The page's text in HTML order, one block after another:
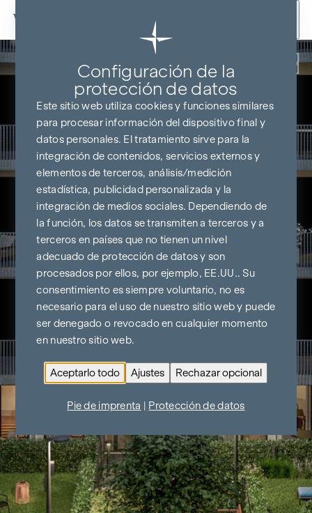
Ir al contenido
Volver
Configuración de la
protección de datos
Este sitio web utiliza cookies y funciones similares
para procesar información del dispositivo final y
datos personales. El tratamiento sirve para la
integración de contenidos, servicios externos y
elementos de terceros, análisis/medición
estadística, publicidad personalizada y la
integración de medios sociales. Dependiendo de
la función, los datos se transmiten a terceros y a
terceros en países que no tienen un nivel
adecuado de protección de datos y son
procesados por ellos, por ejemplo, EE.UU.. Su
consentimiento es siempre voluntario, no es
necesario para el uso de nuestro sitio web y puede
ser denegado o revocado en cualquier momento
en nuestro sitio web.
Aceptarlo todo Ajustes Rechazar opcional
Pie de imprenta Protección de datos